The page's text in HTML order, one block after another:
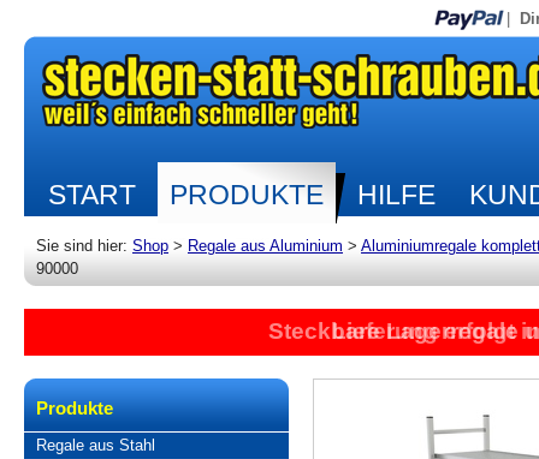
START PRODUKTE HILFE
Sie sind hier: Shop > Regale aus Aluminium > Aluminiumregale
90000
Steckbare Lagerregale
Lieferung erfolgt
Produkte
Regale aus Stahl